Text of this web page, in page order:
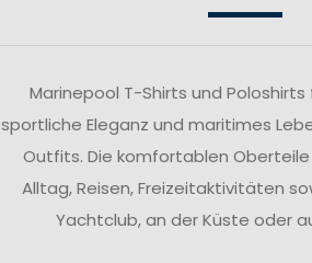
Marinepool T-Shirts und
sportliche Eleganz und maritimes
Outfits. Die komfortablen
Alltag, Reisen, Freizeitaktivitäten
Yachtclub, an der Küste oder